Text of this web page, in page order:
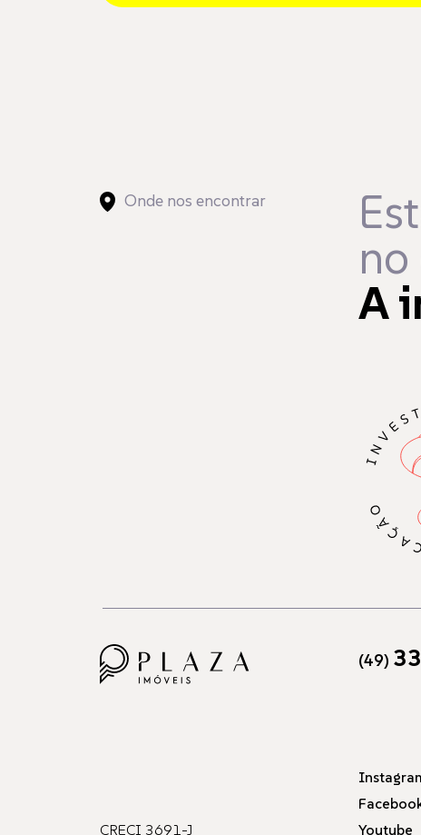
Onde nos encontrar
A
CRECI 3691-J
(49)
Youtube